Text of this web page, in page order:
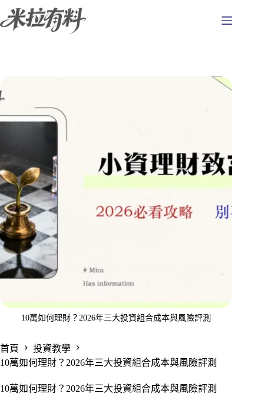
至
10萬如何理財？2026年三大投資組合成本與風險評測
首頁
投資教學
10萬如何理財？2026年三大投資組合成本與風險評測
10萬如何理財？2026年三大投資組合成本與風險評測